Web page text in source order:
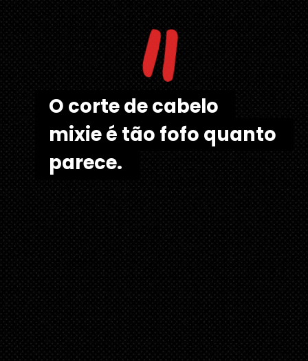
"
O corte de cabelo
mixie é tão fofo quanto
parece.
O corte de cabelo
mixie é tão fofo quanto
parece.